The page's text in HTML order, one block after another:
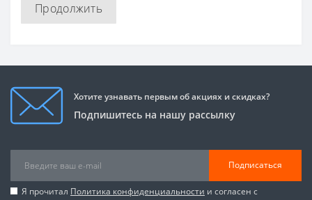
Продолжить
Хотите узнавать первым об акциях и скидках?
Подпишитесь на нашу рассылку
Подписаться
Я прочитал Политика конфиденциальности и согласен с